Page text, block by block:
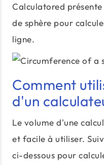
Calculatored
de sphère pour
ligne.
Comment
d'un
Le volume d'une
et facile à utiliser.
ci-dessous pour